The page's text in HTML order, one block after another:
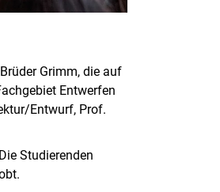
Grimm, die auf
Entwerfen
Entwurf, Prof.
Studierenden